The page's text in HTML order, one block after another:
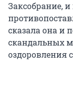
Заксобрание, и
сказала она и
скандальных
оздоровления